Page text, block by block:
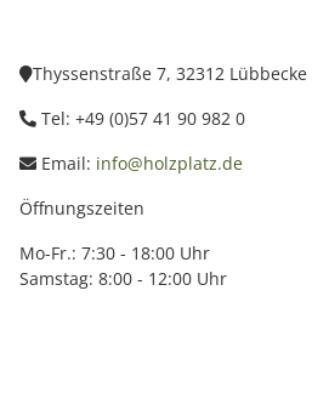
Thyssenstraße 7, 32312 Lübbecke
Tel: +49 (0)57 41 90 982 0
Email: info@holzplatz.de
Öffnungszeiten
Mo-Fr.: 7:30 - 18:00 Uhr
Samstag: 8:00 - 12:00 Uhr